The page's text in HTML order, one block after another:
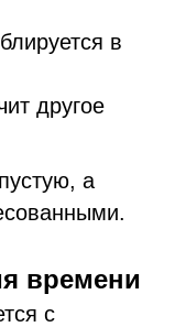
в
другое
а
времени
с